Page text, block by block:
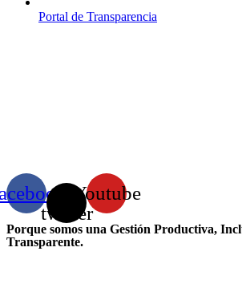
Portal de Transparencia
X-
twitter
Youtube
Porque somos una Gestión Productiva,
Transparente.